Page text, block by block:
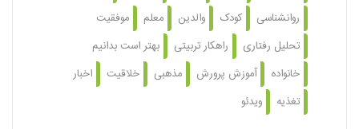
روانشناسی
کودک والدین معلم
موفقیت
تحلیل رفتاری
راهکار تربیتی
بهتر است بدانیم
خانواده
آموزش پرورش مذهبی خلاقیت
اخبار
تغذیه
ویدئو